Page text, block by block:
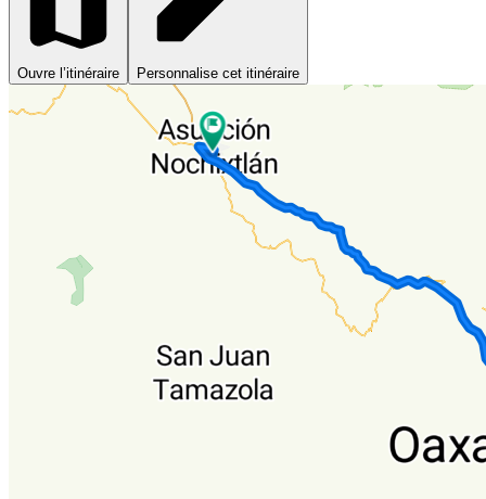
Ouvre l’itinéraire Personnalise cet itinéraire